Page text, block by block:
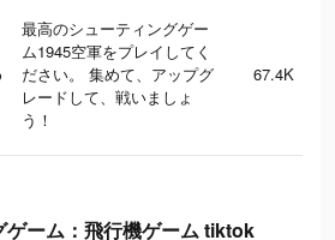
最高のシューティングゲー
ム1945空軍をプレイしてく
ださい。 集めて、アップグ
レードして、戦いましょ
う！
67.4K
ゲーム：飛行機ゲーム tiktok